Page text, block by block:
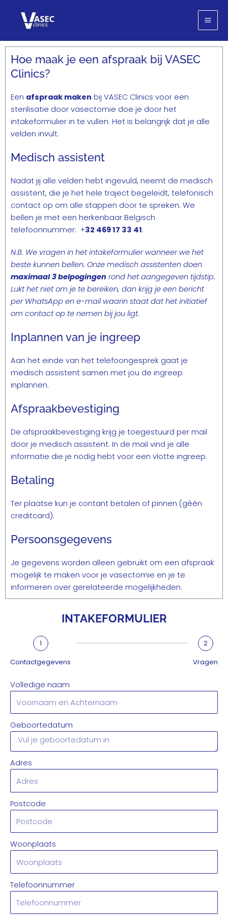
inhoud
Hoe maak je een afspraak bij VASEC
Clinics?
Een afspraak maken bij VASEC Clinics voor een
sterilisatie door vasectomie doe je door het
intakeformulier in te vullen. Het is belangrijk dat je alle
velden invult.
Medisch assistent
Nadat jij alle velden hebt ingevuld, neemt de medisch
assistent, die je het hele traject begeleidt, telefonisch
contact op om alle stappen door te spreken. We
bellen je met een herkenbaar Belgisch
telefoonnummer: +32 469 17 33 41.
N.B. We vragen in het intakeformulier wanneer we het
beste kunnen bellen. Onze medisch assistenten doen
maximaal 3 belpogingen rond het aangegeven tijdstip.
Lukt het niet om je te bereiken, dan krijg je een bericht
per WhatsApp en e-mail waarin staat dat het initiatief
om contact op te nemen bij jou ligt.
Inplannen van je ingreep
Aan het einde van het telefoongesprek gaat je
medisch assistent samen met jou de ingreep
inplannen.
Afspraakbevestiging
De afspraakbevestiging krijg je toegestuurd per mail
door je medisch assistent. In de mail vind je alle
informatie die je nodig hebt voor een vlotte ingreep.
Betaling
Ter plaatse kun je contant betalen of pinnen (géén
creditcard).
Persoonsgegevens
Je gegevens worden alleen gebruikt om een afspraak
mogelijk te maken voor je vasectomie en je te
informeren over gerelateerde mogelijkheden.
INTAKEFORMULIER
1
Contactgegevens
2
Vragen
Volledige naam
Geboortedatum
Adres
Postcode
Woonplaats
Telefoonnummer